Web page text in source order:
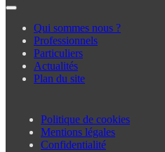
Qui sommes nous ?
Professionnels
Particuliers
Actualités
Plan du site
Politique de cookies
Mentions légales
Confidentialité